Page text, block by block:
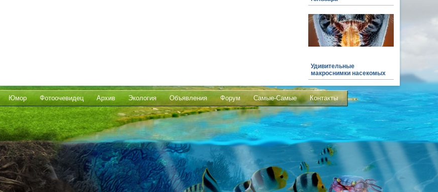
Удивительные
макроснимки насекомых
Юмор Фотоочевидец Архив Экология Объявления Форум Самые-Самые Контакты